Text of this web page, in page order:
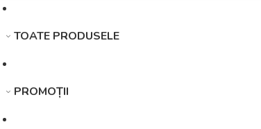
TOATE PRODUSELE
PROMOȚII